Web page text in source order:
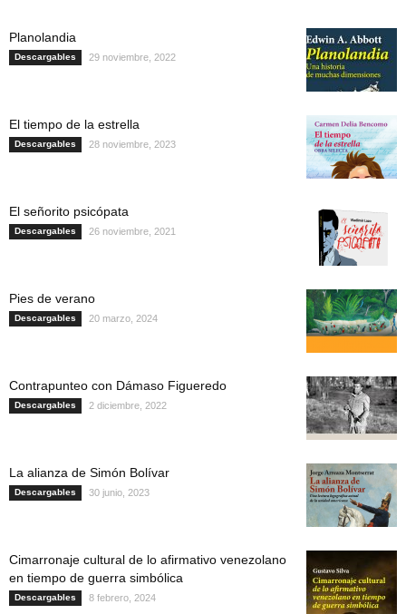
Planolandia
Descargables 29 noviembre, 2022
El tiempo de la estrella
Descargables 28 noviembre, 2023
El señorito psicópata
Descargables 26 noviembre, 2021
Pies de verano
Descargables 20 marzo, 2024
Contrapunteo con Dámaso Figueredo
Descargables 2 diciembre, 2022
La alianza de Simón Bolívar
Descargables 30 junio, 2023
Cimarronaje cultural de lo afirmativo venezolano
en tiempo de guerra simbólica
Descargables 8 febrero, 2024